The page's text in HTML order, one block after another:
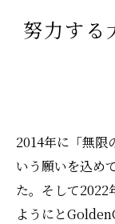
努力する
2014年に「無限
いう願いを込め
た。そして2022
ようにと